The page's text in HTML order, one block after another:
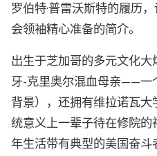
罗伯特·普雷沃斯特的履历
会领袖精心准备的简介。
出生于芝加哥的多元文化
牙-克里奥尔混血母亲——一
背景），还拥有维拉诺瓦
统意义上一辈子待在修院
年生活带有典型的美国奋